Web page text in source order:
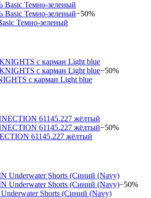
−50%
Темно-зеленый
−50%
с карман Light blue
−50%
61145.227 жёлтый
−50%
Shorts (Синий (Navy)